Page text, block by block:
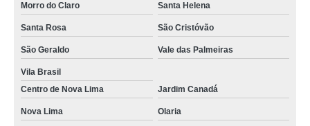
Morro do Claro Santa Helena
Santa Rosa São Cristóvão
São Geraldo Vale das Palmeiras
Vila Brasil
Centro de Nova Lima
Jardim Canadá
Nova Lima Olaria